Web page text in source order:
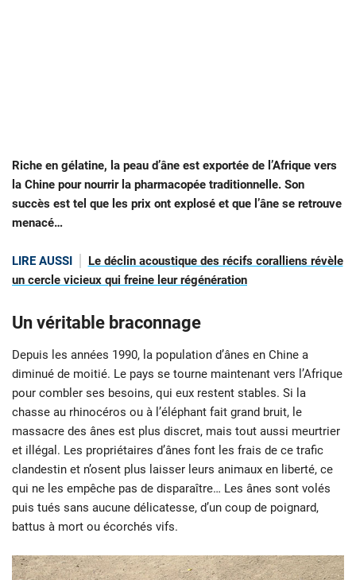
Riche en gélatine, la peau d’âne est exportée de l’Afrique vers
la Chine pour nourrir la pharmacopée traditionnelle. Son
succès est tel que les prix ont explosé et que l’âne se retrouve
menacé…
LIRE AUSSI
Le déclin acoustique des récifs coralliens révèle
un cercle vicieux qui freine leur régénération
Un véritable braconnage
Depuis les années 1990, la population d’ânes en Chine a
diminué de moitié. Le pays se tourne maintenant vers l’Afrique
pour combler ses besoins, qui eux restent stables. Si la
chasse au rhinocéros ou à l’éléphant fait grand bruit, le
massacre des ânes est plus discret, mais tout aussi meurtrier
et illégal. Les propriétaires d’ânes font les frais de ce trafic
clandestin et n’osent plus laisser leurs animaux en liberté, ce
qui ne les empêche pas de disparaître… Les ânes sont volés
puis tués sans aucune délicatesse, d’un coup de poignard,
battus à mort ou écorchés vifs.